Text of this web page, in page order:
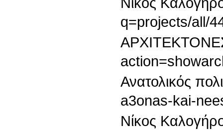
q=projects/all/
Ανατολικός
a3onas-kai-
Νίκος